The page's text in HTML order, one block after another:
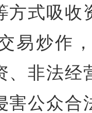
方式吸收
易炒作
、非法经
害公众合